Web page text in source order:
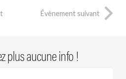
Évènement suivant
plus aucune info !